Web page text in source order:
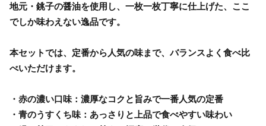
地元・銚子の醤油を使用し、一枚一枚丁寧に仕上げた、ここ
でしか味わえない逸品です。
本セットでは、定番から人気の味まで、バランスよく食べ比
べいただけます。
・赤の濃い口味：濃厚なコクと旨みで一番人気の定番
・青のうすくち味：あっさりと上品で食べやすい味わい